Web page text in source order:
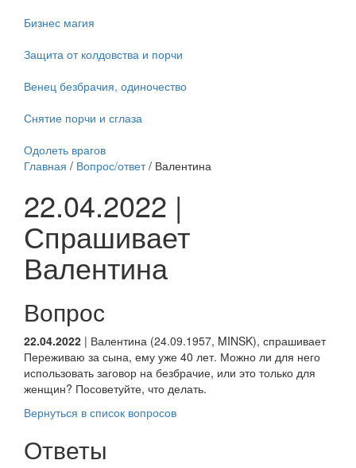
Бизнес магия
Защита от колдовства и порчи
Венец безбрачия, одиночество
Снятие порчи и сглаза
Одолеть врагов
Главная / Вопрос/ответ/ Валентина
22.04.2022 |
Спрашивает
Валентина
Вопрос
22.04.2022 | Валентина (24.09.1957, MINSK), спрашивает
Переживаю за сына, ему уже 40 лет. Можно ли для него
использовать заговор на безбрачие, или это только для
женщин? Посоветуйте, что делать.
Вернуться в список вопросов
Ответы